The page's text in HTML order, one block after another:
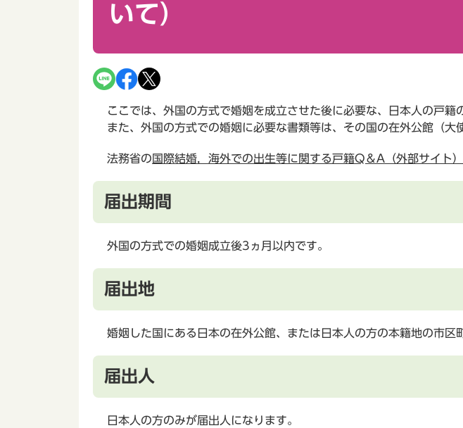
いて）
ここでは、外国の方式で婚姻を成立させた後に必要な、日本人の戸籍
また、外国の方式での婚姻に必要な書類等は、その国の在外公館（大
法務省の国際結婚，海外での出生等に関する戸籍Q＆A（外部サイト）
届出期間
外国の方式での婚姻成立後3ヵ月以内です。
届出地
婚姻した国にある日本の在外公館、または日本人の方の本籍地の市
届出人
日本人の方のみが届出人になります。